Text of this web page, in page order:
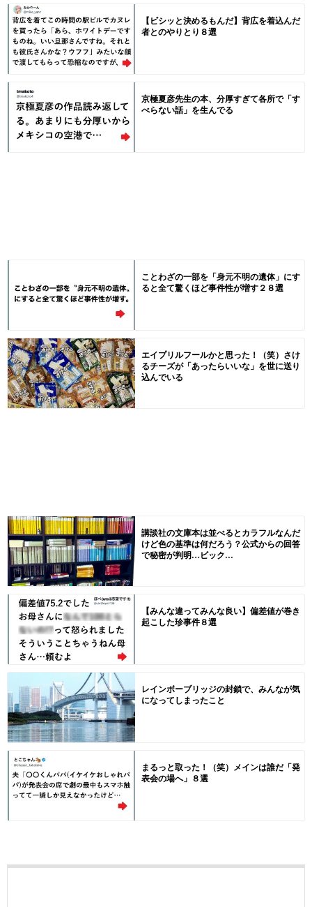
【ビシッと決めるもんだ】背広を着込んだ
者とのやりとり８選
京極夏彦先生の本、分厚すぎて各所で「す
べらない話」を生んでる
ことわざの一部を「身元不明の遺体」にす
ると全て驚くほど事件性が増す２８選
エイプリルフールかと思った！（笑）さけ
るチーズが「あったらいいな」を世に送り
込んでいる
講談社の文庫本は並べるとカラフルなんだ
けど色の基準は何だろう？公式からの回答
で秘密が判明…ビック...
【みんな違ってみんな良い】偏差値が巻き
起こした珍事件８選
レインボーブリッジの封鎖で、みんなが気
になってしまったこと
まるっと取った！（笑）メインは誰だ「発
表会の場へ」８選